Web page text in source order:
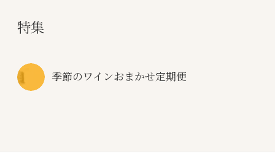
特集
季節のワインおまかせ定期便